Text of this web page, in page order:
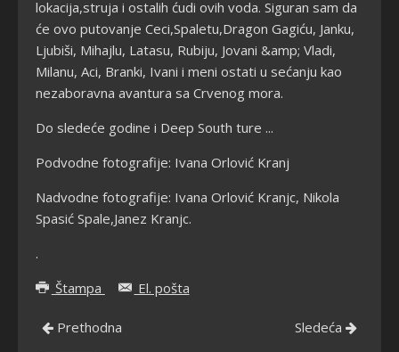
lokacija,struja i ostalih ćudi ovih voda. Siguran sam da
će ovo putovanje Ceci,Spaletu,Dragon Gagiću, Janku,
Ljubiši, Mihajlu, Latasu, Rubiju, Jovani &amp; Vladi,
Milanu, Aci, Branki, Ivani i meni ostati u sećanju kao
nezaboravna avantura sa Crvenog mora.
Do sledeće godine i Deep South ture ...
Podvodne fotografije: Ivana Orlović Kranj
Nadvodne fotografije: Ivana Orlović Kranjc, Nikola
Spasić Spale,Janez Kranjc.
.
Štampa
El. pošta
Prethodna Sledeća